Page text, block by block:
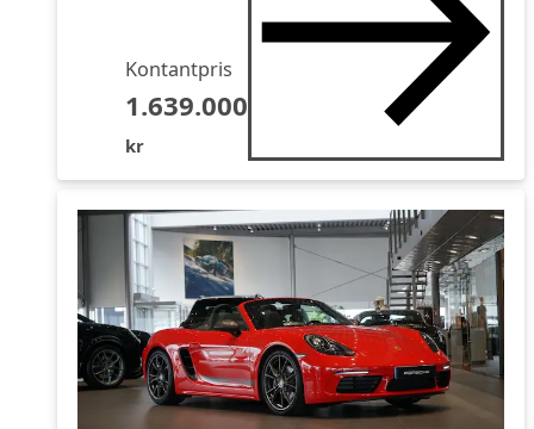
Kontantpris
1.639.000
kr